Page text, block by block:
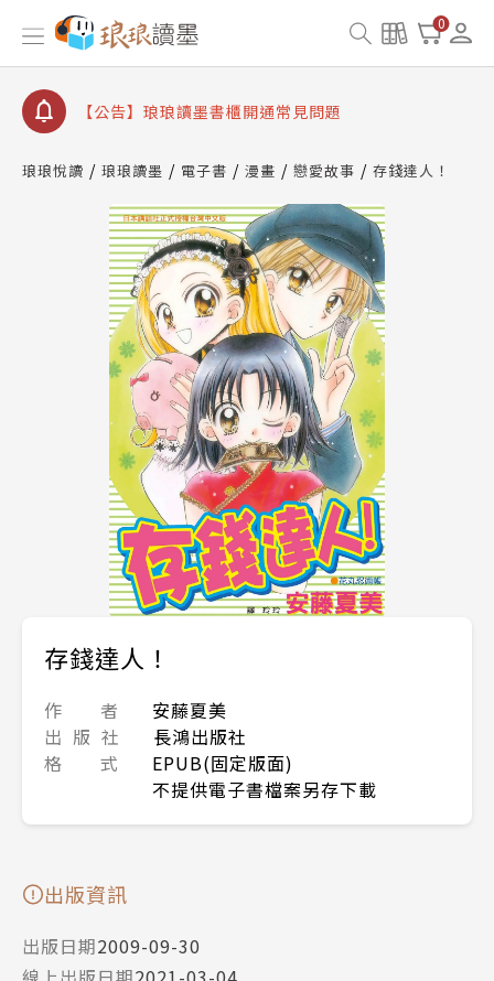
0
【公告】琅琅書店服務升級重要說明及資產合併結果
查詢
【公告】琅琅讀墨數位閱讀資產合併與書櫃開通申請
【公告】琅琅讀墨書櫃開通常見問題
請圖文教學
查詢
【公告】琅琅讀墨數位閱讀資產合併與書櫃開通申請
琅琅悅讀 琅琅讀墨 電子書 漫畫 戀愛故事 存錢達人！
存錢達人！
作 者
安藤夏美
出 版 社
長鴻出版社
格 式
EPUB(固定版面)
不提供電子書檔案另存下載
出版資訊
出版日期2009-09-30